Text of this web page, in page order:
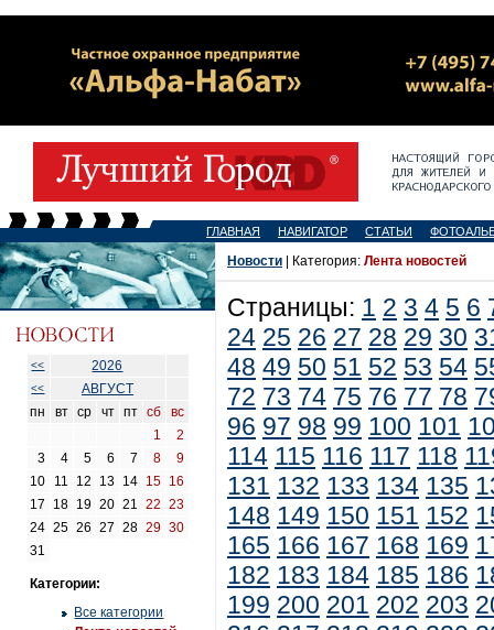
ГЛАВНАЯ НАВИГАТОР СТАТЬИ
<< 2026
<<
АВГУСТ
пн
вт ср чт пт сб
вс
1
2
3
4 5 6 7 8
9
10
11 12 13 14 15 16
17
18 19 20 21 22
23
24 25 26 27 28 29 30
31
Категории:
Все категории
Новости | Категория: Лента новостей
Страницы: 1 2 3 4 5 6
24 25 26 27 28 29 30
48 49 50 51 52 53 54
72 73 74 75 76 77 78
96 97 98 99 100 101
114 115 116 117 118
131 132 133 134 135
148 149 150 151 152
165 166 167 168 169
182 183 184 185 186
199 200 201 202 203